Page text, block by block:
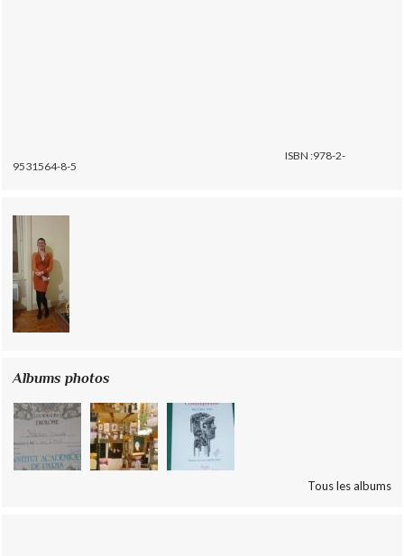
ISBN :978-2-
9531564-8-5
Albums photos
Tous les albums